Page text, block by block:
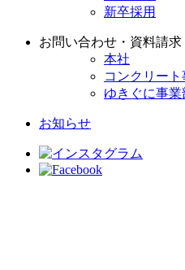
新卒採用
お問い合わせ・資料請求
本社
コンクリート
ゆきぐに事
お知らせ